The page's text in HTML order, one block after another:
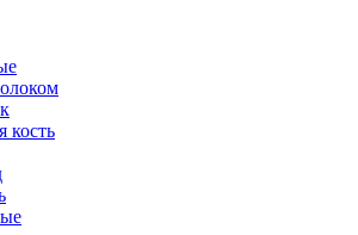
кость